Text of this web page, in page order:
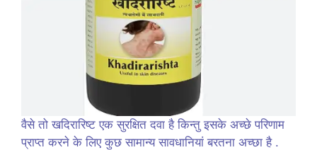
वैसे तो खदिरारिष्ट एक सुरक्षित दवा है किन्तु इसके अच्छे परिणाम
प्राप्त करने के लिए कुछ सामान्य सावधानियां बरतना अच्छा है .